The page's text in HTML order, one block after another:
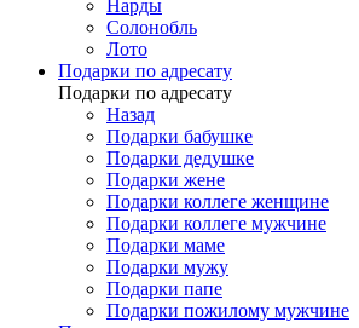
Нарды
Солонобль
Лото
Подарки по адресату
Подарки по адресату
Назад
Подарки бабушке
Подарки дедушке
Подарки жене
Подарки коллеге женщине
Подарки коллеге мужчине
Подарки маме
Подарки мужу
Подарки папе
Подарки пожилому мужчине